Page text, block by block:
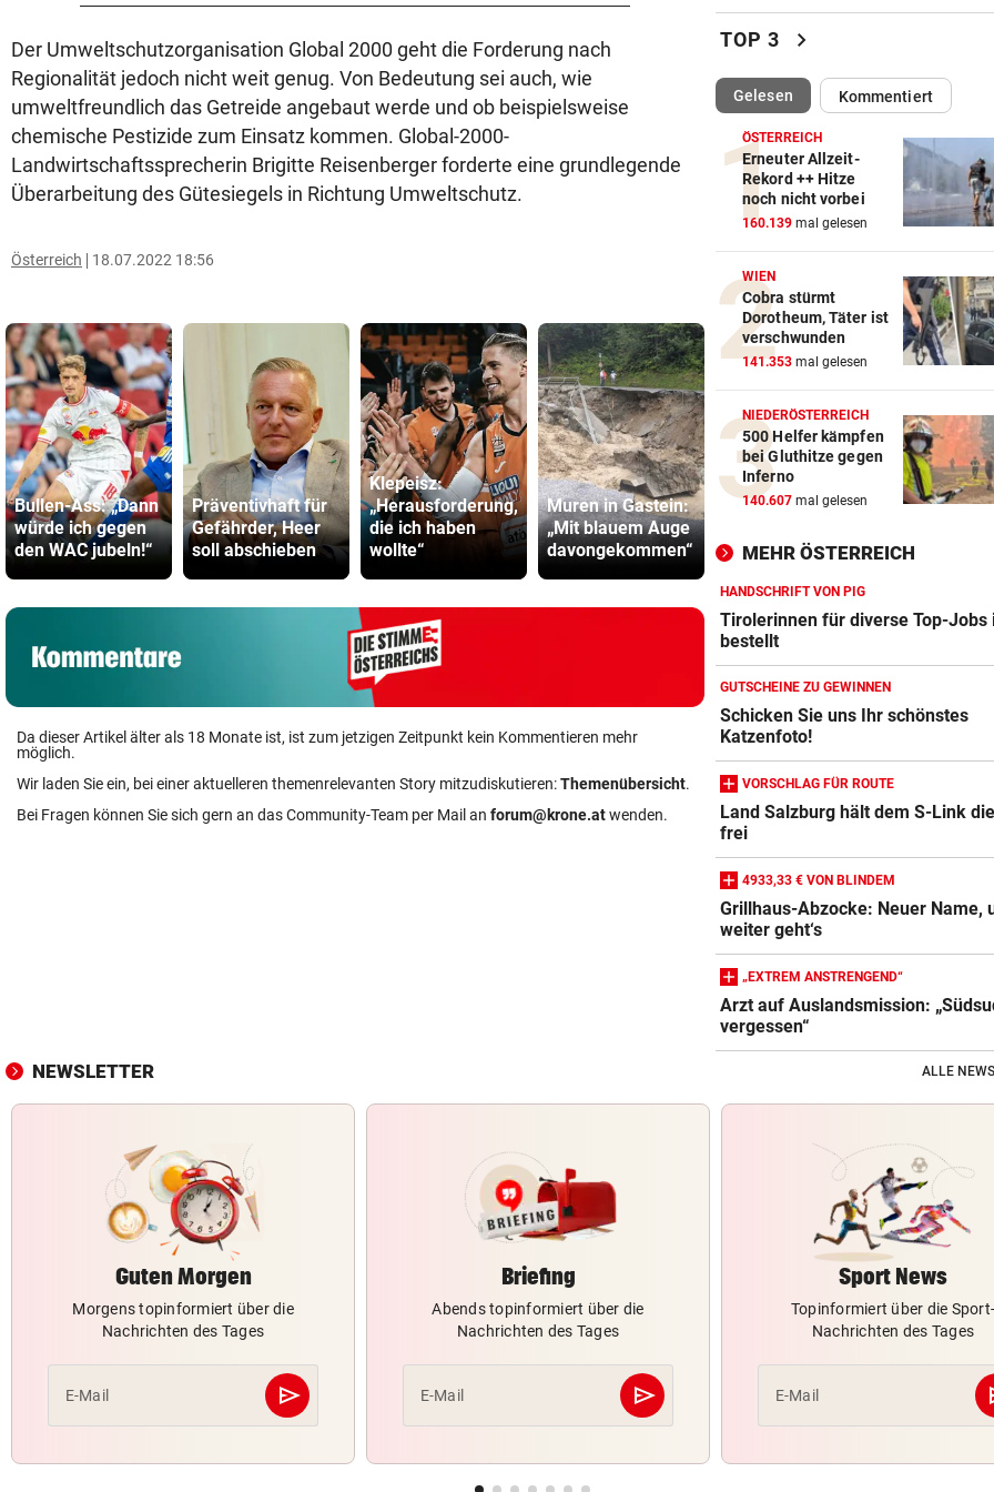
Der Umweltschutzorganisation Global 2000 geht die Forderung nach
Regionalität jedoch nicht weit genug. Von Bedeutung sei auch, wie
umweltfreundlich das Getreide angebaut werde und ob beispielsweise
chemische Pestizide zum Einsatz kommen. Global-2000-
Landwirtschaftssprecherin Brigitte Reisenberger forderte eine grundlegende
Überarbeitung des Gütesiegels in Richtung Umweltschutz.
Österreich 18.07.2022 18:56
Bullen-Ass: „Dann
würde ich gegen
den WAC jubeln!“
Präventivhaft für
Gefährder, Heer
soll abschieben
Klepeisz:
„Herausforderung,
die ich haben
wollte“
Muren in Gastein:
„Mit blauem Auge
davongekommen“
Mütter-Aufstand
Da dieser Artikel älter als 18 Monate ist, ist zum jetzigen Zeitpunkt kein Kommentieren mehr
möglich.
Wir laden Sie ein, bei einer aktuelleren themenrelevanten Story mitzudiskutieren:Themenübersicht.
Bei Fragen können Sie sich gern an das Community-Team per Mail an forum@krone.atwenden.
Wienerin stieß vor 100 Jahren
Rekord für Ewigkeit
NACH FRANKFURT-WECHSEL
Klepeisz: „Herausforderung,
ich haben wollte“
ANDREAS HERZOG: vor
„Nur Pflicht erfüllt,
Ausrufezeichen!“
VERATSCHNIG GEGEN „EX“ vor
Bullen-Ass: „Dann würde
gegen den WAC jubeln!“
„EXTREM ANSTRENGEND“
Arzt auf Auslandsmission:
„Südsudan ist vergessen“
MÜHSAME ENERGIEWENDE vor
Heikler Kraftakt: Neue
brauchen Geduld
„KRONE“-KOMMENTAR vor
Das Märchen der deutschen
Autobauer
LANGEWEILE ALS MOTIV vor 2
Jugendbande machte auch
Gotteshaus nicht Halt
TOP 3 chevron_right
Gelesen(ausgewählt)Kommentiert
ÖSTERREICH
Erneuter Allzeit-
Rekord ++ Hitze
noch nicht vorbei
160.139 mal gelesen
WIEN
Cobra stürmt
Dorotheum, Täter ist
verschwunden
141.353 mal gelesen
NIEDERÖSTERREICH
500 Helfer kämpfen
bei Gluthitze gegen
Inferno
140.607 mal gelesen
MEHR ÖSTERREICH
HANDSCHRIFT VON PIG
Tirolerinnen für diverse Top-Jobs
bestellt
GUTSCHEINE ZU GEWINNEN
Schicken Sie uns Ihr schönstes
Katzenfoto!
VORSCHLAG FÜR ROUTE
Land Salzburg hält dem S-Link
frei
4933,33 € VON BLINDEM
Grillhaus-Abzocke: Neuer Name,
weiter geht‘s
„EXTREM ANSTRENGEND“
Arzt auf Auslandsmission:
vergessen“
NEWSLETTER ALLE
Guten Morgen
Morgens topinformiert über die
Nachrichten des Tages
E-Mail send
Abschicken
Briefing
Abends topinformiert über die
Nachrichten des Tages
E-Mail send
Abschicken
Sport News
Topinformiert über die Sport-
Nachrichten des Tages
E-Mail